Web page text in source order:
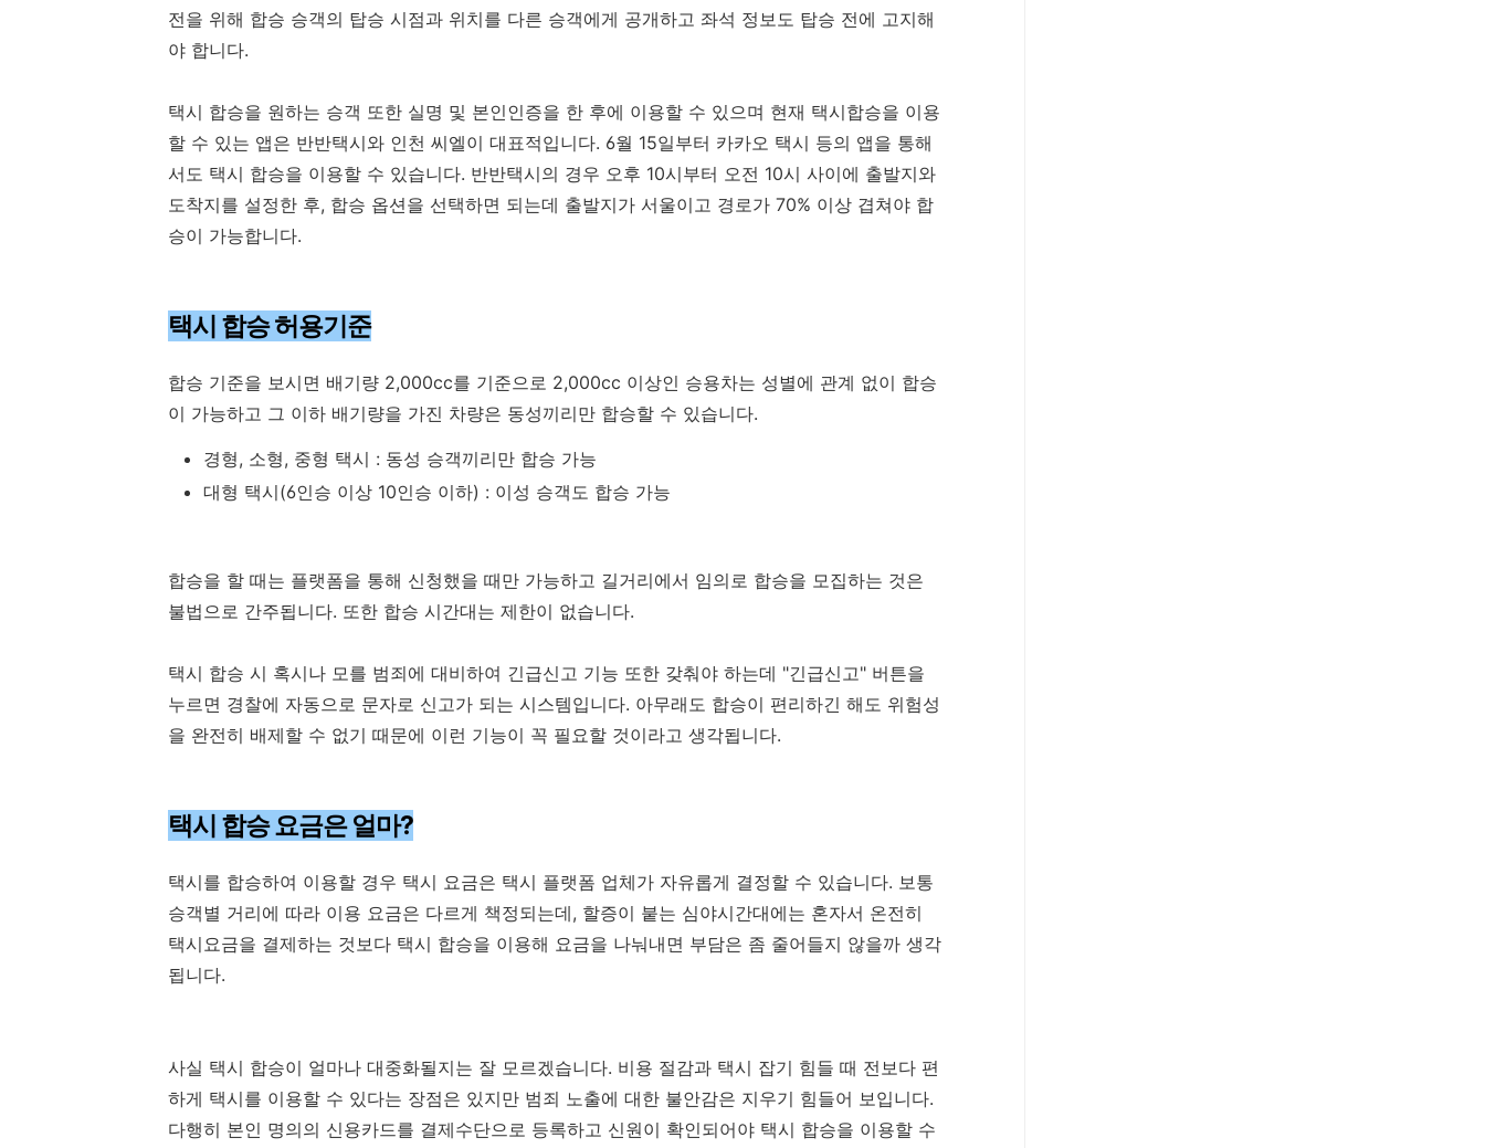
전을 위해 합승 승객의 탑승 시점과 위치를 다른 승객에게 공개하고 좌석 정보도 탑승 전에 고지해
야 합니다.
택시 합승을 원하는 승객 또한 실명 및 본인인증을 한 후에 이용할 수 있으며 현재 택시합승을 이용
할 수 있는 앱은 반반택시와 인천 씨엘이 대표적입니다. 6월 15일부터 카카오 택시 등의 앱을 통해
서도 택시 합승을 이용할 수 있습니다. 반반택시의 경우 오후 10시부터 오전 10시 사이에 출발지와
도착지를 설정한 후, 합승 옵션을 선택하면 되는데 출발지가 서울이고 경로가 70% 이상 겹쳐야 합
승이 가능합니다.
택시 합승 허용기준
합승 기준을 보시면 배기량 2,000cc를 기준으로 2,000cc 이상인 승용차는 성별에 관계 없이 합승
이 가능하고 그 이하 배기량을 가진 차량은 동성끼리만 합승할 수 있습니다.
경형, 소형, 중형 택시 : 동성 승객끼리만 합승 가능
대형 택시(6인승 이상 10인승 이하) : 이성 승객도 합승 가능
합승을 할 때는 플랫폼을 통해 신청했을 때만 가능하고 길거리에서 임의로 합승을 모집하는 것은
불법으로 간주됩니다. 또한 합승 시간대는 제한이 없습니다.
택시 합승 시 혹시나 모를 범죄에 대비하여 긴급신고 기능 또한 갖춰야 하는데 "긴급신고" 버튼을
누르면 경찰에 자동으로 문자로 신고가 되는 시스템입니다. 아무래도 합승이 편리하긴 해도 위험성
을 완전히 배제할 수 없기 때문에 이런 기능이 꼭 필요할 것이라고 생각됩니다.
택시 합승 요금은 얼마?
택시를 합승하여 이용할 경우 택시 요금은 택시 플랫폼 업체가 자유롭게 결정할 수 있습니다. 보통
승객별 거리에 따라 이용 요금은 다르게 책정되는데, 할증이 붙는 심야시간대에는 혼자서 온전히
택시요금을 결제하는 것보다 택시 합승을 이용해 요금을 나눠내면 부담은 좀 줄어들지 않을까 생각
됩니다.
사실 택시 합승이 얼마나 대중화될지는 잘 모르겠습니다. 비용 절감과 택시 잡기 힘들 때 전보다 편
하게 택시를 이용할 수 있다는 장점은 있지만 범죄 노출에 대한 불안감은 지우기 힘들어 보입니다.
다행히 본인 명의의 신용카드를 결제수단으로 등록하고 신원이 확인되어야 택시 합승을 이용할 수